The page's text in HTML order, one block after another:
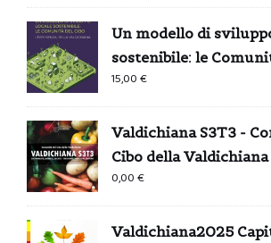
era:
0,99 €.
è:
0,00 €.
Un modello di
sostenibile: le
15,00€
Valdichiana S3T3 -
Cibo della Valdichiana
0,00€
Valdichiana2025